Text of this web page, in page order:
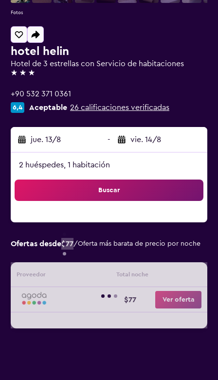
hotel helin
Hotel de 3 estrellas con Servicio de habitaciones
3 estrellas
+90 532 371 0361
6,4 Aceptable 26 calificaciones verificadas
jue. 13/8 - vie. 14/8
2 huéspedes, 1 habitación
Buscar
Ofertas desde$77/Oferta más barata de precio por noche
Proveedor Total noche
$77 Ver oferta
Fotos